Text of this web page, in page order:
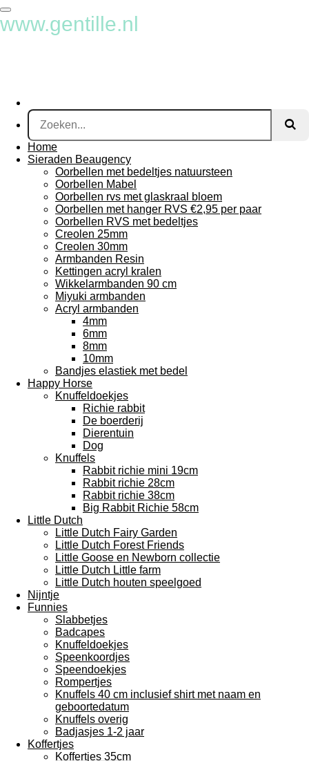
Ga
direct
www.gentille.nl
Home
Sieraden Beaugency
Oorbellen met bedeltjes natuursteen
Oorbellen Mabel
Oorbellen rvs met glaskraal bloem
Oorbellen met hanger RVS €2,95 per paar
Oorbellen RVS met bedeltjes
Creolen 25mm
Creolen 30mm
Armbanden Resin
Kettingen acryl kralen
Wikkelarmbanden 90 cm
Miyuki armbanden
Acryl armbanden
4mm
6mm
8mm
10mm
Bandjes elastiek met bedel
Happy Horse
Knuffeldoekjes
Richie rabbit
De boerderij
Dierentuin
Dog
Knuffels
Rabbit richie mini 19cm
Rabbit richie 28cm
Rabbit richie 38cm
Big Rabbit Richie 58cm
Little Dutch
Little Dutch Fairy Garden
Little Dutch Forest Friends
Little Goose en Newborn collectie
Little Dutch Little farm
Little Dutch houten speelgoed
Nijntje
Funnies
Slabbetjes
Badcapes
Knuffeldoekjes
Speenkoordjes
Speendoekjes
Rompertjes
Knuffels 40 cm inclusief shirt met naam en
geboortedatum
Knuffels overig
Badjasjes 1-2 jaar
Koffertjes
Koffertjes 35cm